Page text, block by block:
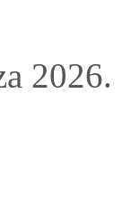
2026.